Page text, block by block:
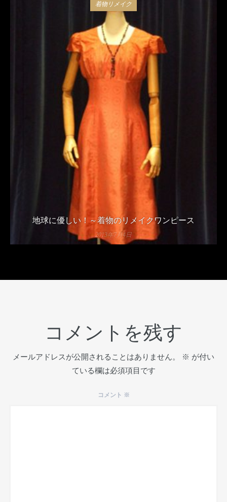
着物リメイク
地球に優しい！～着物のリメイクワンピース
2013年7月4日
コメントを残す
メールアドレスが公開されることはありません。 ※ が付い
ている欄は必須項目です
コメント ※